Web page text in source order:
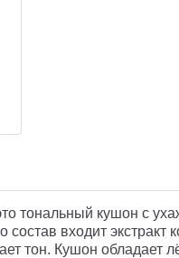
тональный кушон с
входит экстракт
тон. Кушон обладает